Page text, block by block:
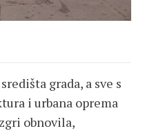
grada, a sve s
i urbana oprema
obnovila,